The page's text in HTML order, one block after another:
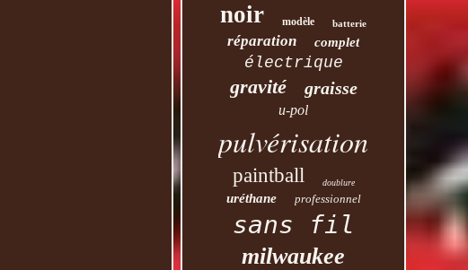
noir modèle batterie
réparation complet
électrique
gravité graisse
u-pol
pulvérisation
paintball doublure
uréthane professionnel
sans fil
milwaukee